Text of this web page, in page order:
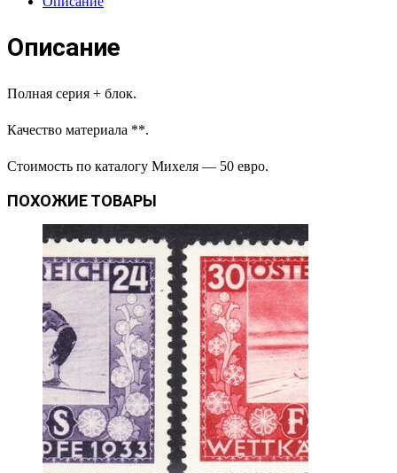
Описание
Полная серия + блок.
Качество материала **.
Стоимость по каталогу Михеля — 50 евро.
ПОХОЖИЕ ТОВАРЫ